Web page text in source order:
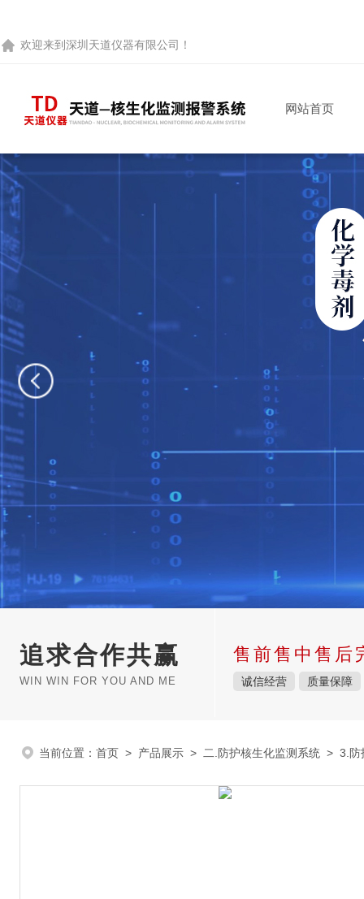
欢迎来到 深圳天道仪器有限公司 ！
网站首页
追求合作共赢
WIN WIN FOR YOU AND ME
售前售中售后
诚信经营 质量保障
当前位置： 首页 > 产品展示 > 二.防护核生化监测系统 > 3.防